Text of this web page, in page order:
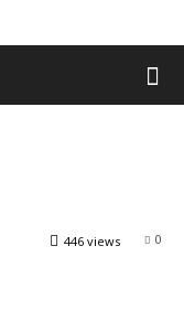
0
446 views